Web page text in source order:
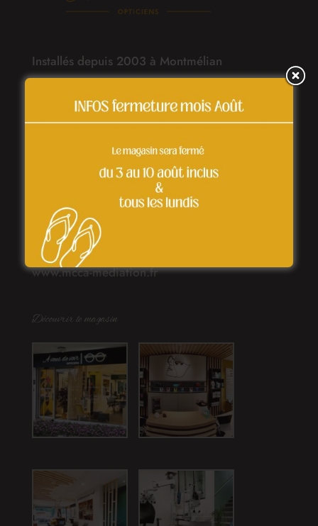
Installés depuis 2003 à Montmélian
Horaires
Lundi 14h30/19h
Mardi-vendredi 9h00/12h30 14h30/19h
Samedi 9h00/12h30
Médiateur de la consommation : Médiateur du
Commerce Coopératif et Associé – FCA 77
Rue de Lourmel 75015 Paris
www.mcca-mediation.fr
Découvrir le magasin